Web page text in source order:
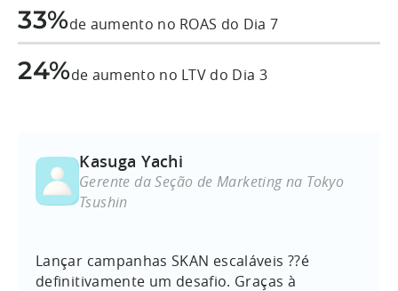
33%de aumento no ROAS do Dia 7
24%de aumento no LTV do Dia 3
Kasuga Yachi
Gerente da Seção de Marketing na Tokyo
Tsushin
Lançar campanhas SKAN escaláveis ??é
definitivamente um desafio. Graças à